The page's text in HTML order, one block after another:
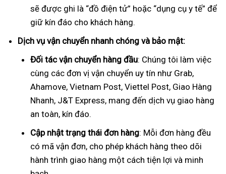
sẽ được ghi là “đồ điện tử” hoặc “dụng cụ y tế” để
giữ kín đáo cho khách hàng.
Dịch vụ vận chuyển nhanh chóng và bảo mật:
Đối tác vận chuyển hàng đầu: Chúng tôi làm việc
cùng các đơn vị vận chuyển uy tín như Grab,
Ahamove, Vietnam Post, Viettel Post, Giao Hàng
Nhanh, J&T Express, mang đến dịch vụ giao hàng
an toàn, kín đáo.
Cập nhật trạng thái đơn hàng: Mỗi đơn hàng đều
có mã vận đơn, cho phép khách hàng theo dõi
hành trình giao hàng một cách tiện lợi và minh